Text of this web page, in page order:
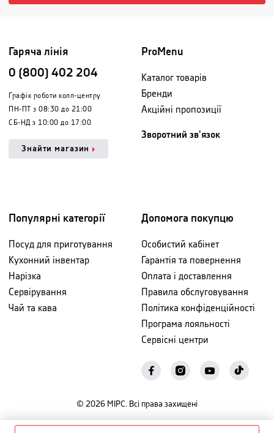
Гаряча лінія
0 (800) 402 204
Графік роботи колл-центру
ПН-ПТ з 08:30 до 21:00
СБ-НД з 10:00 до 17:00
Знайти магазин
ProMenu
Каталог товарів
Бренди
Акційні пропозиції
Зворотний зв'язок
Популярні категорії
Посуд для приготування
Кухонний інвентар
Нарізка
Сервірування
Чай та кава
Допомога покупцю
Особистий кабінет
Гарантія та повернення
Оплата і доставлення
Правила обслуговування
Політика конфіденційності
Програма лояльності
Сервісні центри
© 2026 МІРС. Всі права захищені